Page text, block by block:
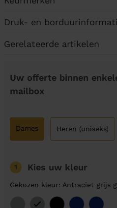
Druk- en
Gerelateerde artikelen
Uw offerte binnen
mailbox
Dames Heren (uniseks)
1 Kies uw kleur
Gekozen kleur: Antraciet grijs